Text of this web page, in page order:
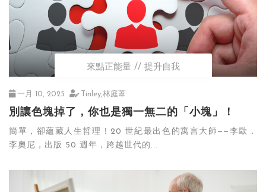
來點正能量 提升自我
一月 10, 2025 Tinley,林庭葦
別讓色塊掉了，你也是獨一無二的「小塊」！
簡單，卻蘊藏人生哲理！20 世紀最出色的寓言大師——李歐．
李奧尼，出版 50 週年，跨越世代的...